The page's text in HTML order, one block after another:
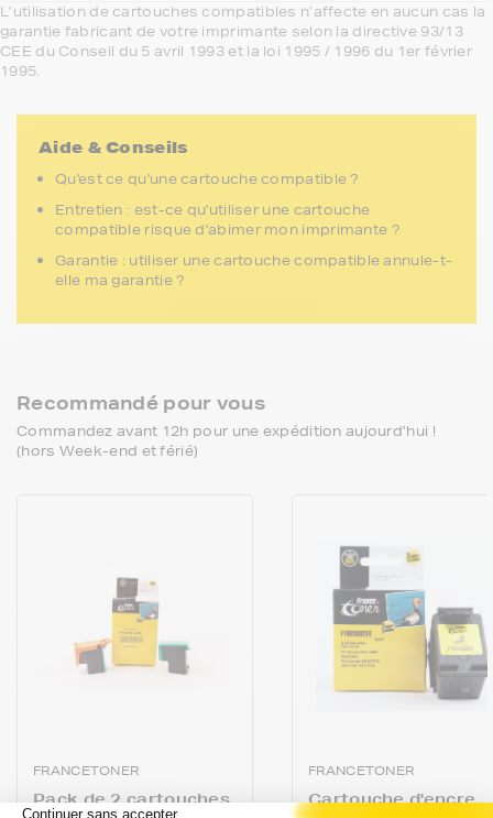
L’utilisation de cartouches compatibles n’affecte en aucun cas la
garantie fabricant de votre imprimante selon la directive 93/13
CEE du Conseil du 5 avril 1993 et la loi 1995 / 1996 du 1er février
1995.
Recommandé pour vous
Commandez avant 12h pour une expédition aujourd’hui !
(hors Week-end et férié)
FRANCETONER
Pack de 2 cartouches
FRANCETONER
Cartouche d'encre
Aide & Conseils
Qu'est ce qu'une cartouche compatible ?
Entretien : est-ce qu'utiliser une cartouche
compatible risque d'abimer mon imprimante ?
Garantie : utiliser une cartouche compatible annule-t-
elle ma garantie ?